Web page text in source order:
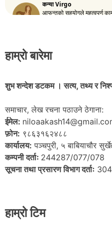
हाम्रो बारेमा
शुभ शन्देश डटकम । सत्य, तथ्य र
समाचार, लेख रचना पठाउने ठेगाना:
ईमेल:
फ़ोन: ९८६३१६२४८८
कार्यालय: पञ्चपुरी, ५ बाबियाचौर
कम्पनी दर्ताः 244287/077/078
सूचना तथा प्रसारण विभाग दर्ताः
हाम्रो टिम